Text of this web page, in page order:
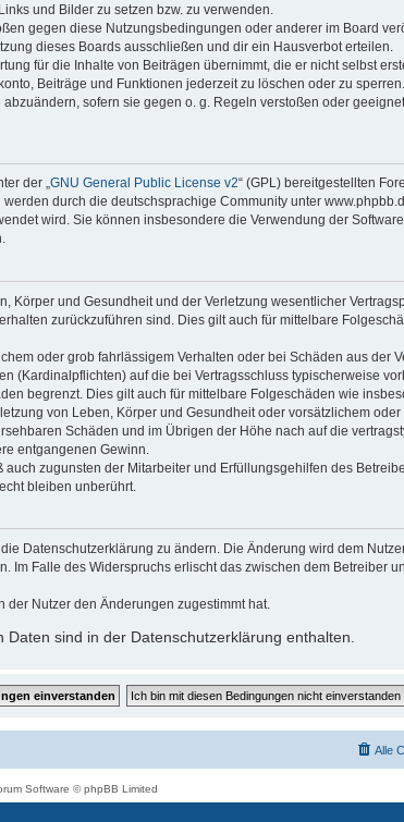
und Bilder zu setzen bzw. zu verwenden.
gegen diese Nutzungsbedingungen oder anderer im Board
dieses Boards ausschließen und dir ein Hausverbot erteilen.
für die Inhalte von Beiträgen übernimmt, die er nicht selbst
Beiträge und Funktionen jederzeit zu löschen oder zu sperren.
sofern sie gegen o. g. Regeln verstoßen oder
der „GNU General Public License v2“ (GPL) bereitgestellten
durch die deutschsprachige Community unter
wird. Sie können insbesondere die Verwendung der
Körper und Gesundheit und der Verletzung wesentlicher
zurückzuführen sind. Dies gilt auch für mittelbare
oder grob fahrlässigem Verhalten oder bei Schäden aus der
(Kardinalpflichten) auf die bei Vertragsschluss typischerweise
begrenzt. Dies gilt auch für mittelbare Folgeschäden wie
von Leben, Körper und Gesundheit oder vorsätzlichem
Schäden und im Übrigen der Höhe nach auf die
entgangenen Gewinn.
zugunsten der Mitarbeiter und Erfüllungsgehilfen des
bleiben unberührt.
Datenschutzerklärung zu ändern. Die Änderung wird dem
Im Falle des Widerspruchs erlischt das zwischen dem Betreiber
Nutzer den Änderungen zugestimmt hat.
sind in der Datenschutzerklärung enthalten.
Alle
Software © phpBB Limited